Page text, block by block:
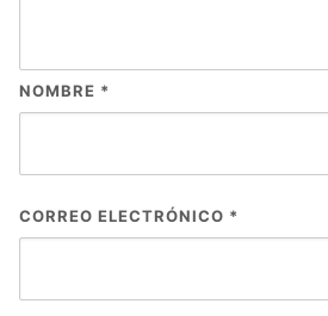
NOMBRE *
CORREO ELECTRÓNICO *